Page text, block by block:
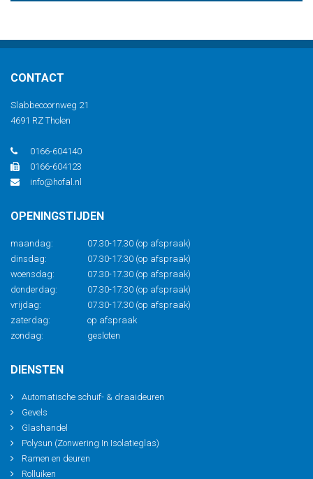
CONTACT
Slabbecoornweg 21
4691 RZ Tholen
0166-604140
0166-604123
info@hofal.nl
OPENINGSTIJDEN
maandag:
07.30-17.30 (op afspraak)
dinsdag:
07.30-17.30 (op afspraak)
woensdag:
07.30-17.30 (op afspraak)
donderdag:
07.30-17.30 (op afspraak)
vrijdag:
07.30-17.30 (op afspraak)
zaterdag:
op afspraak
zondag:
gesloten
DIENSTEN
Automatische schuif- & draaideuren
Gevels
Glashandel
Polysun (Zonwering In Isolatieglas)
Ramen en deuren
Rolluiken